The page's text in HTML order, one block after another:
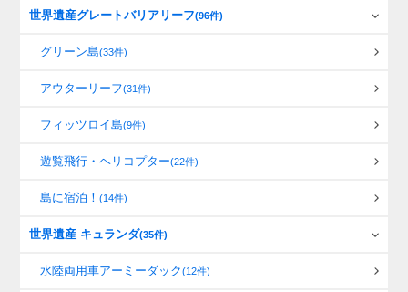
世界遺産グレートバリアリーフ(96件)
グリーン島(33件)
アウターリーフ(31件)
フィッツロイ島(9件)
遊覧飛行・ヘリコプター(22件)
島に宿泊！(14件)
世界遺産 キュランダ(35件)
水陸両用車アーミーダック(12件)